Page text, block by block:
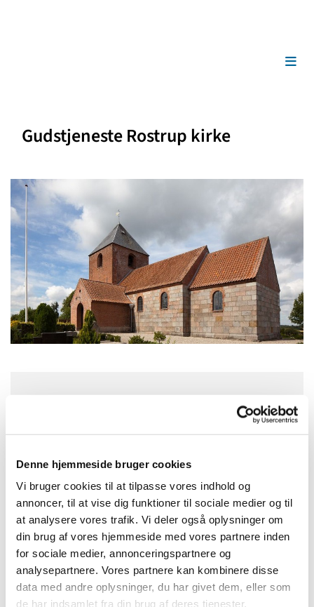
Denne hjemmeside bruger cookies
Vi bruger cookies til at tilpasse vores indhold og
annoncer, til at vise dig funktioner til sociale medier og til
at analysere vores trafik. Vi deler også oplysninger om
din brug af vores hjemmeside med vores partnere inden
for sociale medier, annonceringspartnere og
analysepartnere. Vores partnere kan kombinere disse
data med andre oplysninger, du har givet dem, eller som
de har indsamlet fra din brug af deres tjenester.
Gudstjeneste Rostrup kirke
9510 Arden
Præst Lene Annette Hansen